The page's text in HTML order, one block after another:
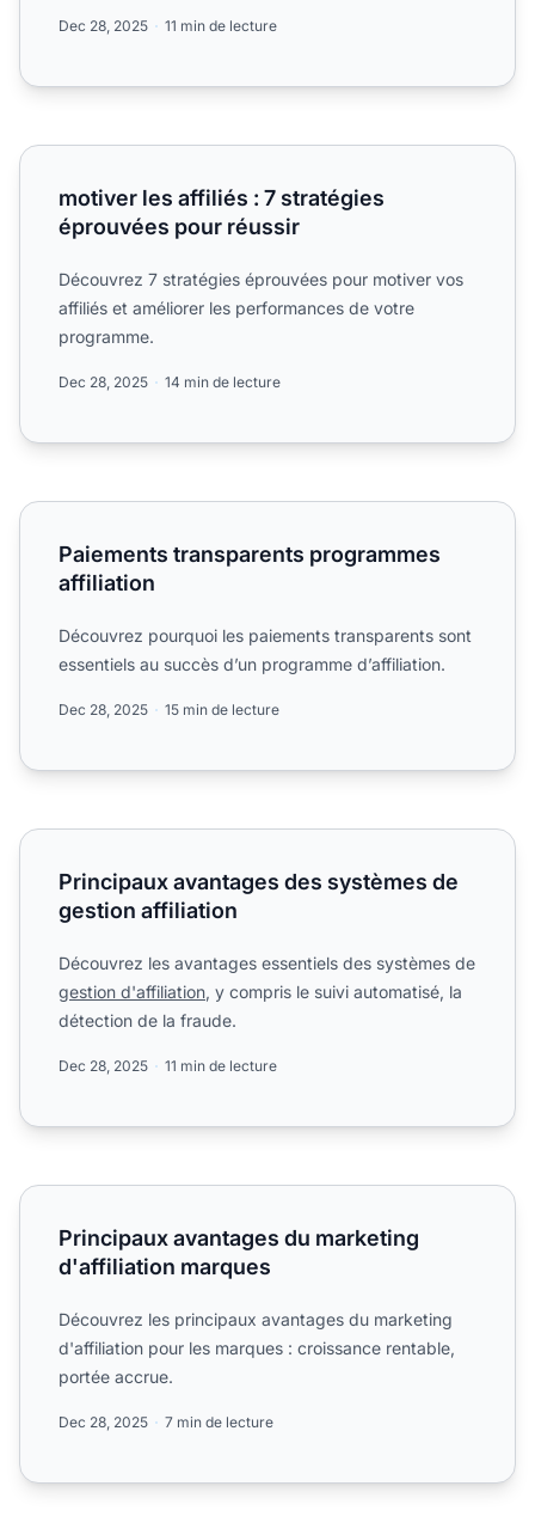
Dec 28, 2025 11 min de lecture
motiver les affiliés : 7 stratégies éprouvées pour réussir
motiver les affiliés : 7 stratégies
éprouvées pour réussir
Découvrez 7 stratégies éprouvées pour motiver vos
affiliés et améliorer les performances de votre
programme.
Dec 28, 2025 14 min de lecture
Paiements transparents programmes affiliation
Paiements transparents programmes
affiliation
Découvrez pourquoi les paiements transparents sont
essentiels au succès d’un programme d’affiliation.
Dec 28, 2025 15 min de lecture
Principaux avantages des systèmes de gestion affiliation
Principaux avantages des systèmes de
gestion affiliation
Découvrez les avantages essentiels des systèmes de
gestion d'affiliation, y compris le suivi automatisé, la
détection de la fraude.
Dec 28, 2025 11 min de lecture
Principaux avantages du marketing d'affiliation marques
Principaux avantages du marketing
d'affiliation marques
Découvrez les principaux avantages du marketing
d'affiliation pour les marques : croissance rentable,
portée accrue.
Dec 28, 2025 7 min de lecture